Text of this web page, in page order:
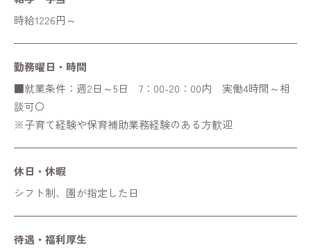
時給1226円～
勤務曜日・時間
■就業条件：週2日～5日 7：00-20：00内 実働4時間～相
談可〇
※子育て経験や保育補助業務経験のある方歓迎
休日・休暇
シフト制、園が指定した日
待遇・福利厚生